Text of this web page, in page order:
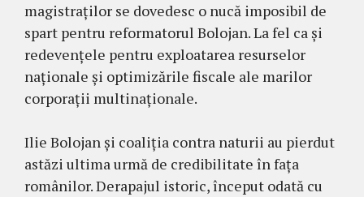
magistraților se dovedesc o nucă imposibil de
spart pentru reformatorul Bolojan. La fel ca și
redevențele pentru exploatarea resurselor
naționale și optimizările fiscale ale marilor
corporații multinaționale.
Ilie Bolojan și coaliția contra naturii au pierdut
astăzi ultima urmă de credibilitate în fața
românilor. Derapajul istoric, început odată cu